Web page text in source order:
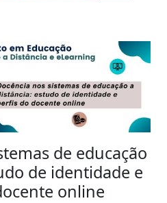
de educação
de identidade e
online